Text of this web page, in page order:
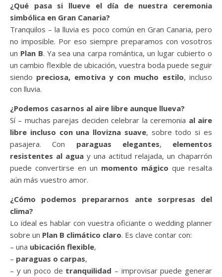
¿Qué pasa si llueve el día de nuestra ceremonia
simbólica en Gran Canaria?
Tranquilos – la lluvia es poco común en Gran Canaria, pero
no imposible. Por eso siempre preparamos con vosotros
un Plan B. Ya sea una carpa romántica, un lugar cubierto o
un cambio flexible de ubicación, vuestra boda puede seguir
siendo preciosa, emotiva y con mucho estilo, incluso
con lluvia.
¿Podemos casarnos al aire libre aunque llueva?
Sí – muchas parejas deciden celebrar la ceremonia al aire
libre incluso con una llovizna suave, sobre todo si es
pasajera. Con paraguas elegantes, elementos
resistentes al agua y una actitud relajada, un chaparrón
puede convertirse en un momento mágico que resalta
aún más vuestro amor.
¿Cómo podemos prepararnos ante sorpresas del
clima?
Lo ideal es hablar con vuestra oficiante o wedding planner
sobre un Plan B climático claro. Es clave contar con:
– una ubicación flexible,
– paraguas o carpas,
– y un poco de tranquilidad – improvisar puede generar